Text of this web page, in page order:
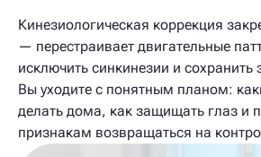
Кинезиологическая коррекция
— перестраивает двигательные
исключить синкинезии и сохранить
Вы уходите с понятным планом:
делать дома, как защищать глаз и
признакам возвращаться на